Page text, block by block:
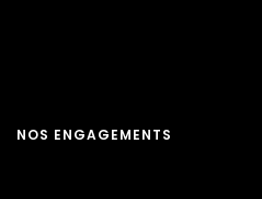
NOS ENGAGEMENTS